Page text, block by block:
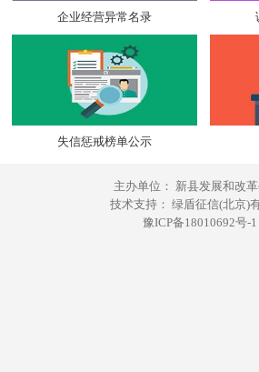
企业经营异常名录
失信惩戒榜单公示
主办单位： 新县发展和改
技术支持： 绿盾征信(北京)
豫ICP备18010692号-1